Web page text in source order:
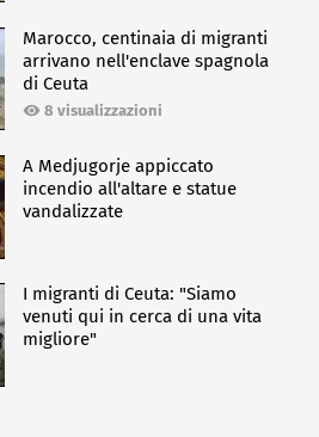
Marocco, centinaia di migranti
arrivano nell'enclave spagnola
di Ceuta
8 visualizzazioni
A Medjugorje appiccato
incendio all'altare e statue
vandalizzate
I migranti di Ceuta: "Siamo
venuti qui in cerca di una vita
migliore"